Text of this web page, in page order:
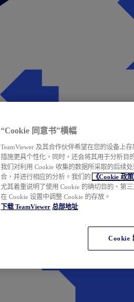
“Cookie 同意书”横幅
TeamViewer 及其合作伙伴希望在您的设备上
措施更具个性化，同时，还会将其用于分析目
我们对利用 Cookie 收集的数据所采取的后续
合，并进行相应的分析。我们的
《Cookie 政策
尤其着重说明了使用 Cookie 的确切目的、第
在 Cookie 设置中调整 Cookie 的存放。
下载 TeamViewer 总部地址
Cookie